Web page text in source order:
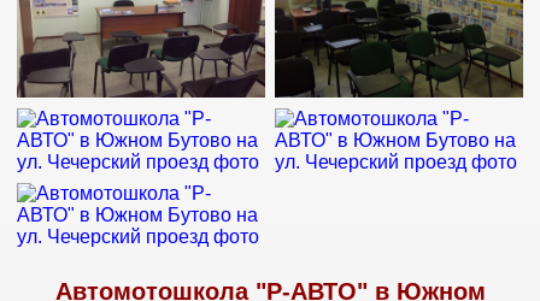
Автомотошкола "Р-АВТО" в Южном